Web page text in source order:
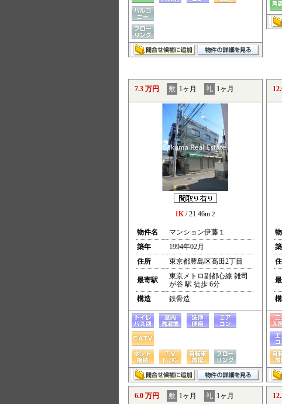
7.3 万円 敷 1ヶ月 礼 1ヶ月
1K/ 21.46m 2
物件名
マンション伊藤１
築年
1994年02月
住所
東京都豊島区高田2丁目
最寄駅
東京メトロ副都心線 雑司
が谷 駅 徒歩 6分
構造
鉄骨造
6.0 万円 敷 1ヶ月 礼 1ヶ月